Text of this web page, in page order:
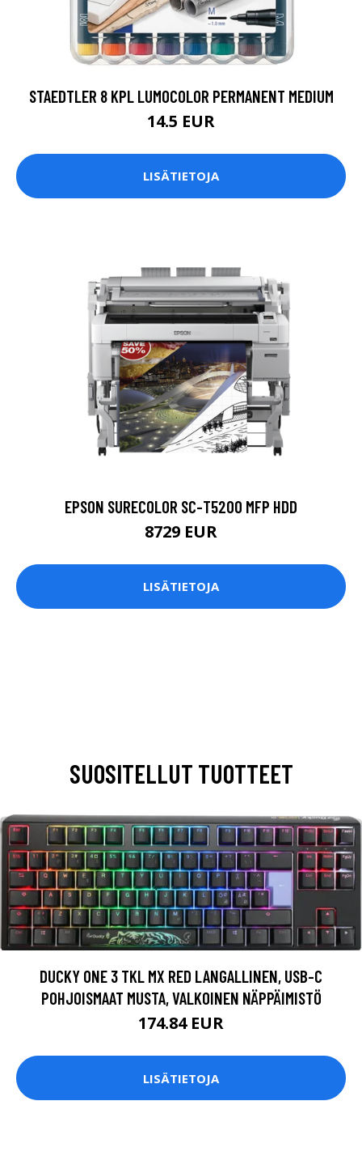
STAEDTLER 8 KPL LUMOCOLOR PERMANENT MEDIUM
14.5 EUR
LISÄTIETOJA
EPSON SURECOLOR SC-T5200 MFP HDD
8729 EUR
LISÄTIETOJA
SUOSITELLUT TUOTTEET
DUCKY ONE 3 TKL MX RED LANGALLINEN, USB-C
POHJOISMAAT MUSTA, VALKOINEN NÄPPÄIMISTÖ
174.84 EUR
LISÄTIETOJA